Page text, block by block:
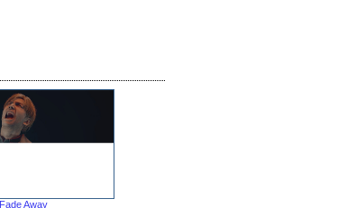
Fade Away